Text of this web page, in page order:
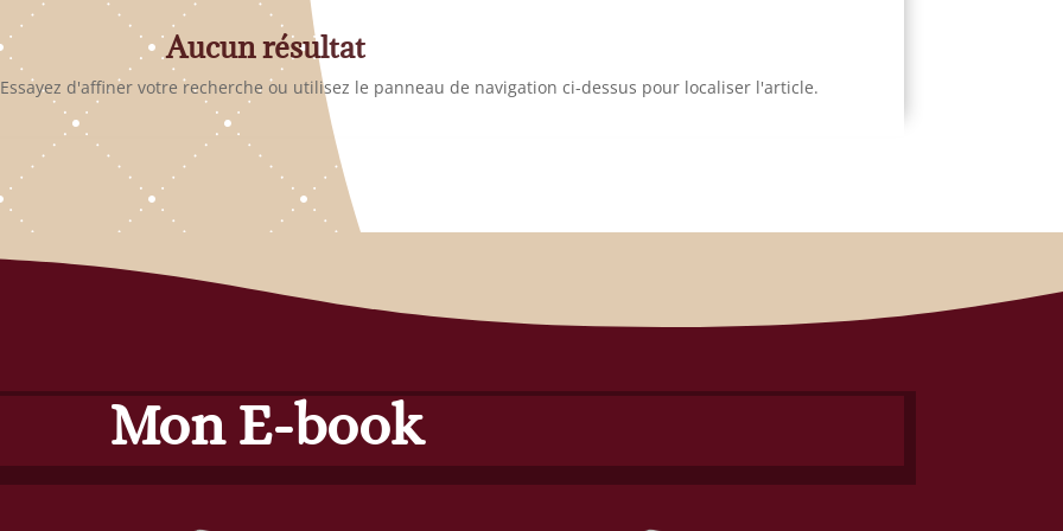
Aucun résultat
d'affiner votre recherche ou utilisez le panneau de navigation ci-dessus pour localiser l'article.
Mon E-book
×
✨
Éveillez Votre Conscience
Rejoignez le cercle et recevez nos inspirations pour votre
VOTRE EMAIL